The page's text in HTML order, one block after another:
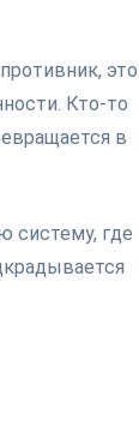
это
Кто-то
в
систему, где